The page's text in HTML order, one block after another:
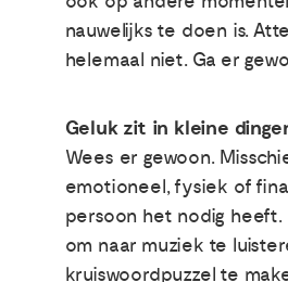
nauwelijks te doen is.
helemaal niet. Ga er
Geluk zit in kleine
Wees er gewoon.
emotioneel, fysiek of
persoon het nodig
om naar muziek te
kruiswoordpuzzel te